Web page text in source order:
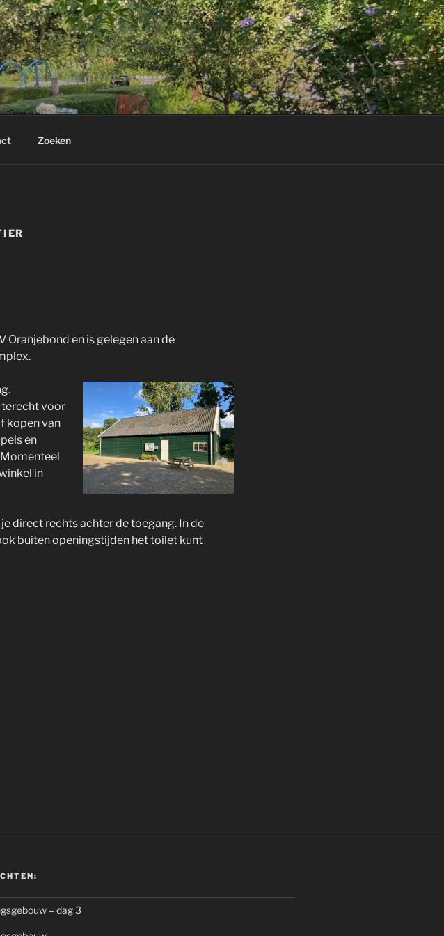
Zoeken
Oranjebond en is gelegen aan de
terecht voor
kopen van
en
in
je direct rechts achter de toegang. In de
buiten openingstijden het toilet kunt
– dag 3